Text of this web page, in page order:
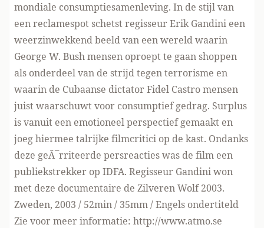
mondiale consumptiesamenleving. In de stijl van
een reclamespot schetst regisseur Erik Gandini een
weerzinwekkend beeld van een wereld waarin
George W. Bush mensen oproept te gaan shoppen
als onderdeel van de strijd tegen terrorisme en
waarin de Cubaanse dictator Fidel Castro mensen
juist waarschuwt voor consumptief gedrag. Surplus
is vanuit een emotioneel perspectief gemaakt en
joeg hiermee talrijke filmcritici op de kast. Ondanks
deze geÃ¯rriteerde persreacties was de film een
publiekstrekker op IDFA. Regisseur Gandini won
met deze documentaire de Zilveren Wolf 2003.
Zweden, 2003 / 52min / 35mm / Engels ondertiteld
Zie voor meer informatie: http://www.atmo.se